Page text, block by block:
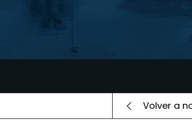
Volver a